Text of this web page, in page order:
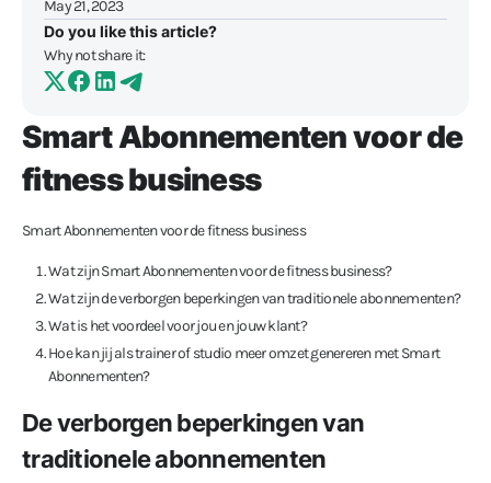
Smart Abonnementen voor de
fitness business
Smart Abonnementen voor de fitness business
Wat zijn Smart Abonnementen voor de fitness business?
Wat zijn de verborgen beperkingen van traditionele abonnementen?
Wat is het voordeel voor jou en jouw klant?
Hoe kan jij als trainer of studio meer omzet genereren met Smart
Abonnementen?
De verborgen beperkingen van
traditionele abonnementen
May 21, 2023
Do you like this article?
Why not share it: